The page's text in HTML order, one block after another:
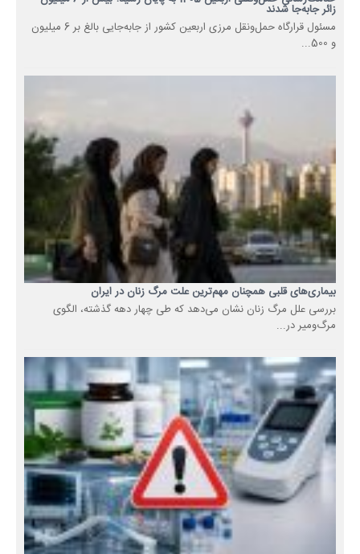
زائر جابه‌جا شدند
مسئول قرارگاه حمل‌ونقل مرزی اربعین کشور از جابه‌جایی بالغ بر 6 میلیون
و 500...
بیماری‌های قلبی همچنان مهم‌ترین علت مرگ زنان در ایران
بررسی علل مرگ زنان نشان می‌دهد که طی چهار دهه گذشته، الگوی
مرگ‌ومیر در...